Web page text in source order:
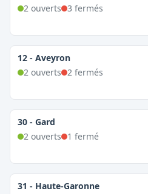
2ouverts 3 fermés
12 - Aveyron
2ouverts 2fermés
30 - Gard
2ouverts 1 fermé
31 - Haute-Garonne